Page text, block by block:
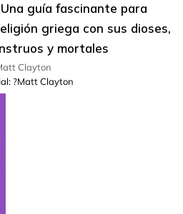
guía fascinante para
griega con sus dioses,
y mortales
Clayton
?Matt Clayton